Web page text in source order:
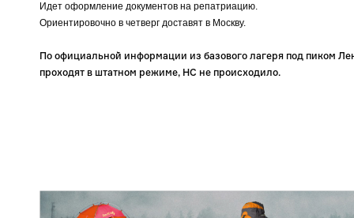
Идет оформление документов на репатриацию.
Ориентировочно в четверг доставят в Москву.
По официальной информации из базового лагеря под пиком
проходят в штатном режиме, НС не происходило.